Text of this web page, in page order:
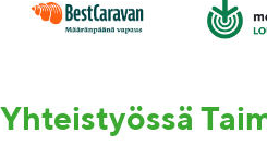
Yhteistyössä